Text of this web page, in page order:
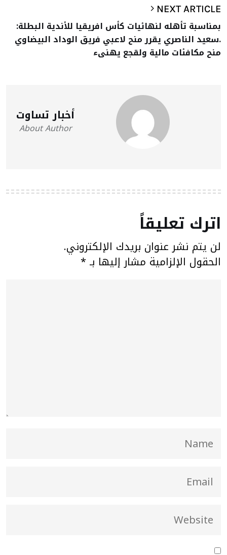
NEXT ARTICLE
بمناسبة تأهله لنهائيات كأس افريقيا للأندية البطلة:
.سعيد الناصري يقرر منح لاعبي فريق الوداد البيضاوي
منح مكافئات مالية ولقجع يهنىء
أخبار تساوت
About Author
اترك تعليقاً
لن يتم نشر عنوان بريدك الإلكتروني.
الحقول الإلزامية مشار إليها بـ *